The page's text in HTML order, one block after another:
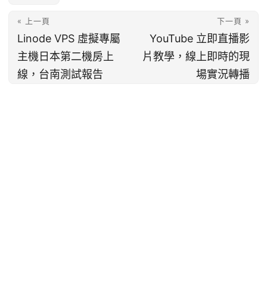
« 上一頁
Linode VPS 虛擬專屬
主機日本第二機房上
線，台南測試報告
下一頁 »
YouTube 立即直播影
片教學，線上即時的現
場實況轉播